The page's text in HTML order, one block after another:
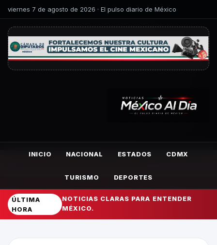
viernes 7 de agosto de 2026 · El pulso diario de México
INICIO NACIONAL ESTADOS CDMX
TURISMO DEPORTES
ÚLTIMA
HORA
NOTICIAS CLARAS PARA ENTENDER
MÉXICO.